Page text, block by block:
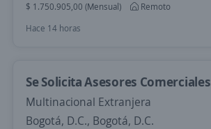
$ 1.750.905,00 (Mensual)
Remoto
Hace 14 horas
Se Solicita Asesores Comerciales
Multinacional Extranjera
Bogotá, D.C., Bogotá, D.C.